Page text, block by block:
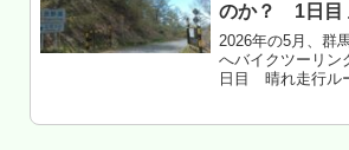
のか？ 1日目
那谷編
2026年の5月、群
へバイクツーリン
日目 晴れ走行ル